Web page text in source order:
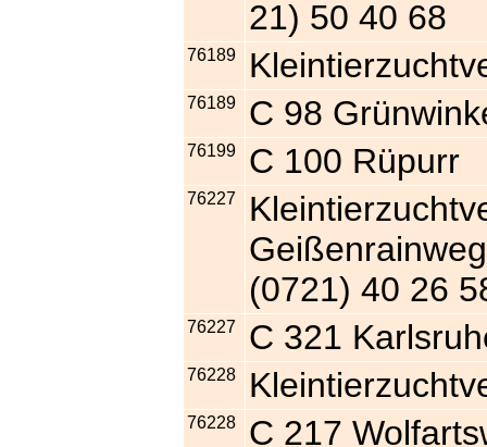
21) 50 40 68
76189
76189 C 98
76199 C 100 Rüpurr
76227
(0721) 40 26
76227 C 321
76228
76228 C 217